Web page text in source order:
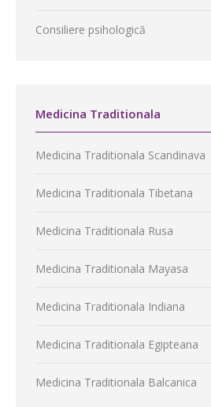
Consiliere psihologică
Medicina Traditionala
Medicina Traditionala Scandinava
Medicina Traditionala Tibetana
Medicina Traditionala Rusa
Medicina Traditionala Mayasa
Medicina Traditionala Indiana
Medicina Traditionala Egipteana
Medicina Traditionala Balcanica